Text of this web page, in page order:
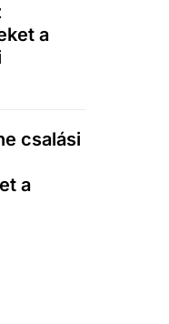
a
csalási
a